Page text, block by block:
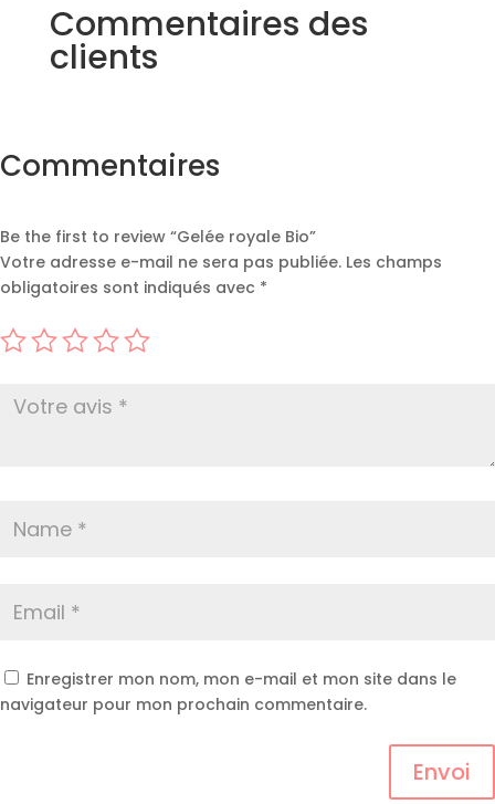
Commentaires des
clients
Commentaires
Be the first to review “Gelée royale Bio”
Votre adresse e-mail ne sera pas publiée. Les champs
obligatoires sont indiqués avec *
Enregistrer mon nom, mon e-mail et mon site dans le
navigateur pour mon prochain commentaire.
Envoi